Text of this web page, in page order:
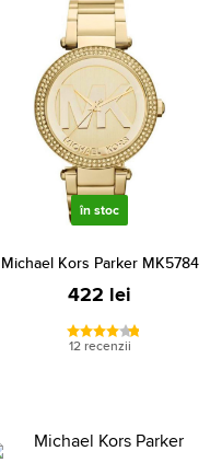
în stoc
Michael Kors Parker MK5784
422 lei
12 recenzii